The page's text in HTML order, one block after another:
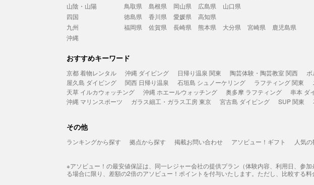
山陰・山陽
鳥取県 島根県 岡山県 広島県
山口県
四国
徳島県 香川県 愛媛県
高知県
九州
福岡県 佐賀県 長崎県 熊本県 大分県 宮崎県
鹿児島県
沖縄
おすすめキーワード
京都 着物レンタル 沖縄 ダイビング 日帰り温泉 関東 陶芸体験・陶芸教室 関西
屋久島 ダイビング
関西 日帰り温泉 石垣島 シュノーケリング ラフティング 関東
天草 イルカウォッチング
沖縄 ホエールウォッチング 奥多摩 ラフティング 串本 ダ
沖縄 マリンスポーツ
ガラス細工・ガラス工房 東京 宮古島 ダイビング SUP 関東
その他
ランキングから探す 拠点から探す 掲載お問い合わせ アソビュー！ギフト 人気
※アソビュー！の最安値保証は、同一レジャー会社の提供プラン（体験内容、利用日、参
る場合に限り、差額の2倍のアソビュー！ポイントを付与いたします。ただし、比較する